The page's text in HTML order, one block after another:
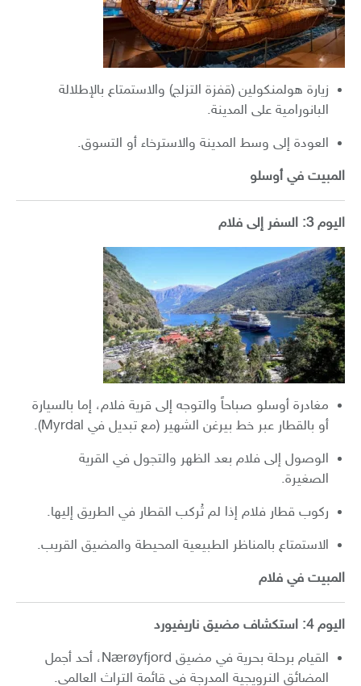
زيارة هولمنكولين (قفزة التزلج) والاستمتاع بالإطلالة
البانورامية على المدينة.
العودة إلى وسط المدينة والاسترخاء أو التسوق.
المبيت في أوسلو
اليوم 3: السفر إلى فلام
مغادرة أوسلو صباحاً والتوجه إلى قرية فلام، إما بالسيارة
أو بالقطار عبر خط بيرغن الشهير (مع تبديل في Myrdal).
الوصول إلى فلام بعد الظهر والتجول في القرية
الصغيرة.
ركوب قطار فلام إذا لم تُركب القطار في الطريق إليها.
الاستمتاع بالمناظر الطبيعية المحيطة والمضيق القريب.
المبيت في فلام
اليوم 4: استكشاف مضيق ناريفيورد
القيام برحلة بحرية في مضيق Nærøyfjord، أحد أجمل
المضائق النرويجية المدرجة في قائمة التراث العالمي.